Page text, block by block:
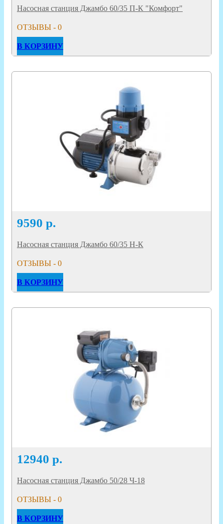
Насосная станция Джамбо 60/35 П-К "Комфорт"
ОТЗЫВЫ - 0
В КОРЗИНУ
9590 р.
Насосная станция Джамбо 60/35 Н-К
ОТЗЫВЫ - 0
В КОРЗИНУ
12940 р.
Насосная станция Джамбо 50/28 Ч-18
ОТЗЫВЫ - 0
В КОРЗИНУ